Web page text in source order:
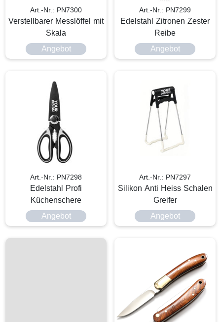
Art.-Nr.: PN7300
Verstellbarer Messlöffel mit
Skala
Angebot
Art.-Nr.: PN7299
Edelstahl Zitronen Zester
Reibe
Angebot
Art.-Nr.: PN7298
Edelstahl Profi
Küchenschere
Angebot
Art.-Nr.: PN7297
Silikon Anti Heiss Schalen
Greifer
Angebot